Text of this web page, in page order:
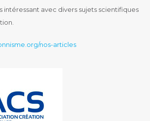
intéressant avec divers sujets scientifiques
nos-articles